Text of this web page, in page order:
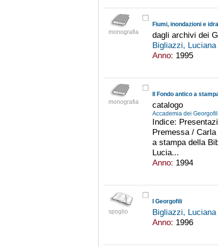
monografia
Fiumi, inondazioni e
dagli archivi dei
Bigliazzi, Luciana
Anno: 1995
monografia
Il Fondo antico a
catalogo
Accademia dei
Indice:
Premessa /
a stampa della
Lucia...
Anno: 1994
spoglio
I Georgofili
Bigliazzi, Luciana
Anno: 1996